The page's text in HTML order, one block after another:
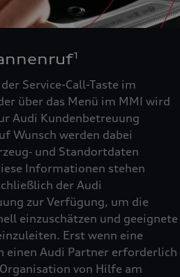
1
Service-Call-Taste im
über das Menü im MMI wird
Audi Kundenbetreuung
Wunsch werden dabei
und Standortdaten
Informationen stehen
der Audi
zur Verfügung, um die
einzuschätzen und geeignete
Erst wenn eine
einen Audi Partner erforderlich
von Hilfe am